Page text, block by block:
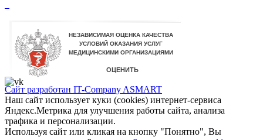
Сайт разработан IT-Company ASMART
Наш сайт использует куки (cookies) интернет-сервиса
Яндекс.Метрика для улучшения работы сайта, анализа
трафика и персонализации.
Используя сайт или кликая на кнопку "Понятно", Вы